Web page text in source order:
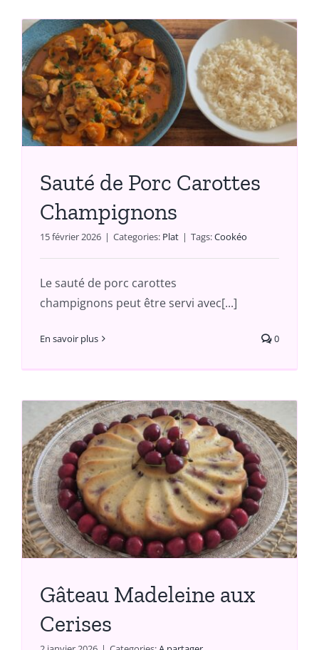
Sauté de Porc Carottes
Champignons
15 février 2026 | Categories: Plat | Tags:Cookéo
Le sauté de porc carottes
champignons peut être servi avec[...]
En savoir plus 0
Gâteau Madeleine aux
Cerises